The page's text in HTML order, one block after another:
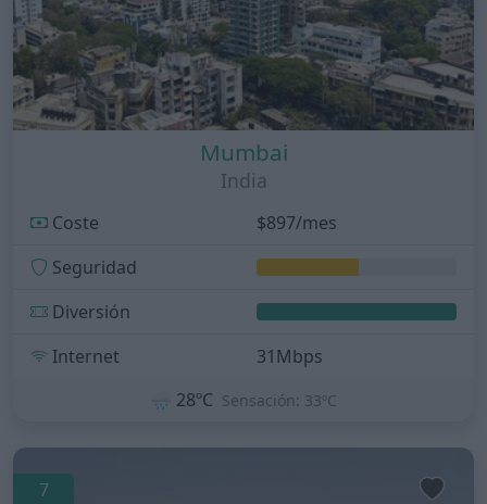
Mumbai
India
Coste
$897/mes
Seguridad
Diversión
Internet
31Mbps
🌧️ 28ºC Sensación: 33ºC
7